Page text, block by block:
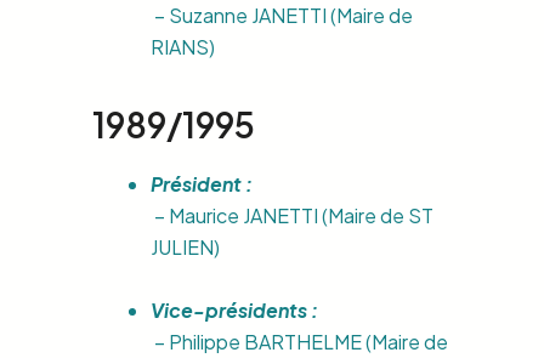
– Suzanne JANETTI (Maire de
RIANS)
1989/1995
Président :
– Maurice JANETTI (Maire de ST
JULIEN)
Vice-présidents :
– Philippe BARTHELME (Maire de